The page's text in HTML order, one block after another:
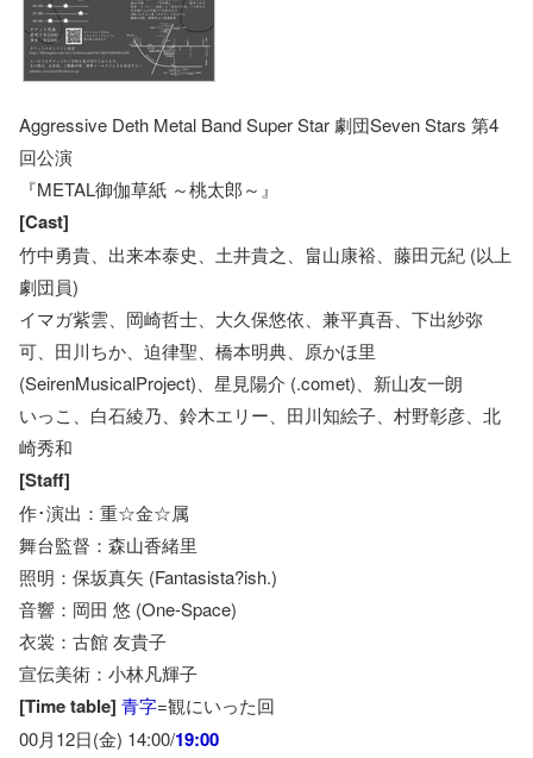
Aggressive Deth Metal Band Super Star 劇団Seven Stars 第4
回公演
『METAL御伽草紙 ～桃太郎～』
[Cast]
竹中勇貴、出来本泰史、土井貴之、畠山康裕、藤田元紀 (以上
劇団員)
イマガ紫雲、岡崎哲士、大久保悠依、兼平真吾、下出紗弥
可、田川ちか、迫律聖、橋本明典、原かほ里
(SeirenMusicalProject)、星見陽介 (.comet)、新山友一朗
いっこ、白石綾乃、鈴木エリー、田川知絵子、村野彰彦、北
崎秀和
[Staff]
作･演出：重☆金☆属
舞台監督：森山香緒里
照明：保坂真矢 (Fantasista?ish.)
音響：岡田 悠 (One-Space)
衣裳：古館 友貴子
宣伝美術：小林凡輝子
[Time table] 青字=観にいった回
00月12日(金) 14:00/19:00